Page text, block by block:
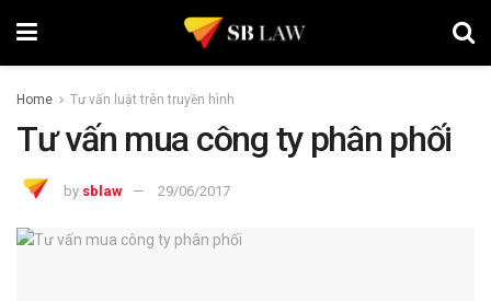
Home Tư vấn luật trên truyền hình
Tư vấn mua công ty phân phối
by sblaw 29/06/2017